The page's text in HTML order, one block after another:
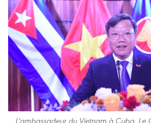
L'ambassadeur du Vietnam à Cuba, Le